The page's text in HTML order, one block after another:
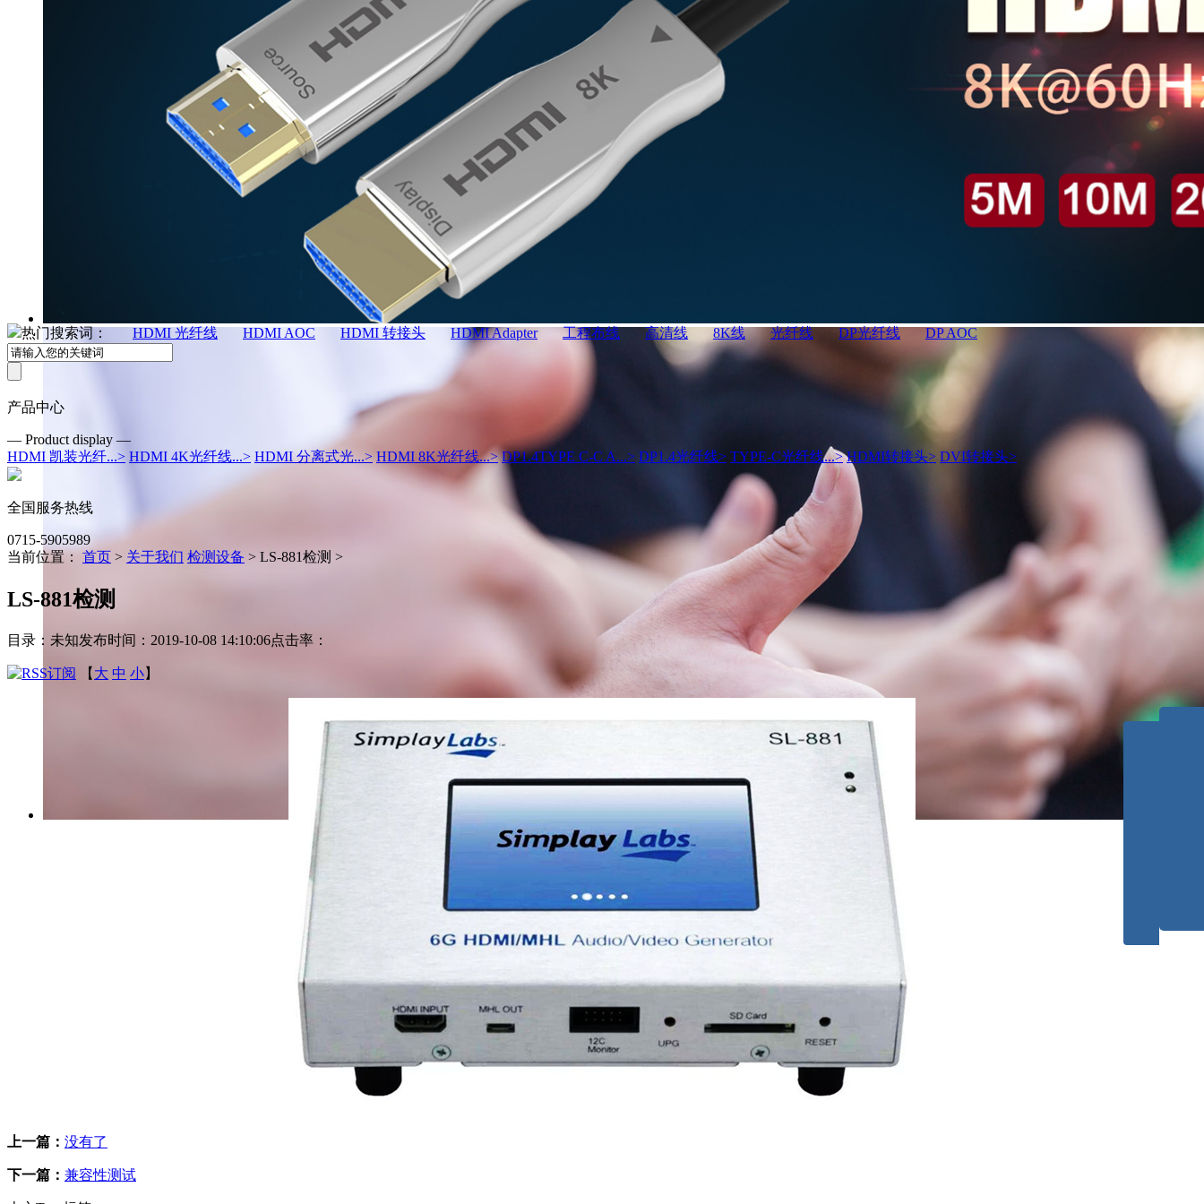
热门搜索词： HDMI 光纤线 HDMI AOC HDMI 转接头 HDMI Adapter 工程布线 高清线 8K线 光纤线 DP光纤线 DP AOC
产品中心
— Product display —
HDMI 凯装光纤...> HDMI 4K光纤线...> HDMI 分离式光...> HDMI 8K光纤线...> DP1.4TYPE C-C A...> DP1.4光纤线> TYPE-C光纤线...> HDMI转接头> DVI转接头>
全国服务热线
0715-5905989
当前位置： 首页 > 关于我们 检测设备 > LS-881检测 >
LS-881检测
目录：未知发布时间：2019-10-08 14:10:06点击率：
【 大 中 小】
上一篇： 没有了
下一篇： 兼容性测试